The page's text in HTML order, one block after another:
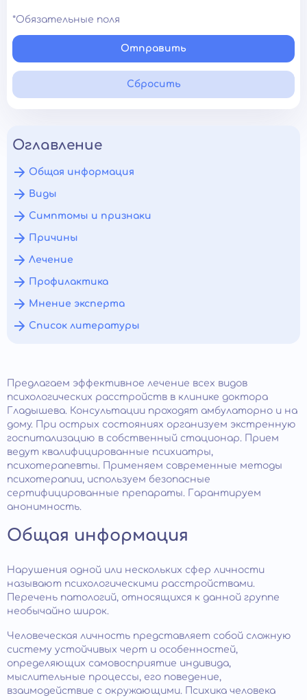
*Обязательные поля
Отправить
Сбросить
Оглавление
Общая информация
Виды
Симптомы и признаки
Причины
Лечение
Профилактика
Мнение эксперта
Список литературы
Предлагаем эффективное лечение всех видов
психологических расстройств в клинике доктора
Гладышева. Консультации проходят амбулаторно и на
дому. При острых состояниях организуем экстренную
госпитализацию в собственный стационар. Прием
ведут квалифицированные психиатры,
психотерапевты. Применяем современные методы
психотерапии, используем безопасные
сертифицированные препараты. Гарантируем
анонимность.
Общая информация
Нарушения одной или нескольких сфер личности
называют психологическими расстройствами.
Перечень патологий, относящихся к данной группе
необычайно широк.
Человеческая личность представляет собой сложную
систему устойчивых черт и особенностей,
определяющих самовосприятие индивида,
мыслительные процессы, его поведение,
взаимодействие с окружающими. Психика человека